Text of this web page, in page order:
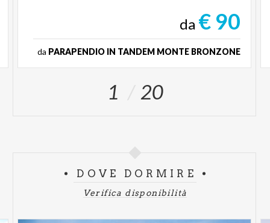
da € 90
da PARAPENDIO IN TANDEM MONTE BRONZONE
1 20
DOVE DORMIRE
Verifica disponibilità